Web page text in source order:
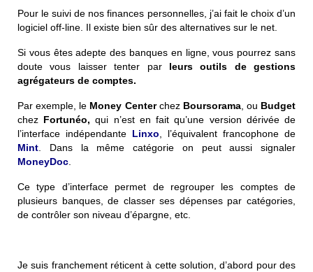
Pour le suivi de nos finances personnelles, j’ai fait le choix d’un
logiciel off-line. Il existe bien sûr des alternatives sur le net.
Si vous êtes adepte des banques en ligne, vous pourrez sans
doute vous laisser tenter par leurs outils de gestions
agrégateurs de comptes.
Par exemple, le Money Centerchez Boursorama, ou Budget
chez Fortunéo, qui n’est en fait qu’une version dérivée de
l’interface indépendante Linxo, l’équivalent francophone de
Mint. Dans la même catégorie on peut aussi signaler
MoneyDoc.
Ce type d’interface permet de regrouper les comptes de
plusieurs banques, de classer ses dépenses par catégories,
de contrôler son niveau d’épargne, etc.
Je suis franchement réticent à cette solution, d’abord pour des